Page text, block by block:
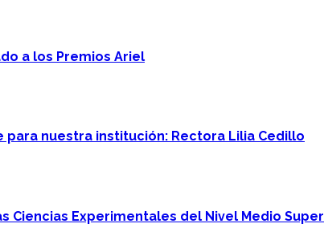
a los Premios Ariel
nuestra institución: Rectora Lilia Cedillo
Ciencias Experimentales del Nivel Medio